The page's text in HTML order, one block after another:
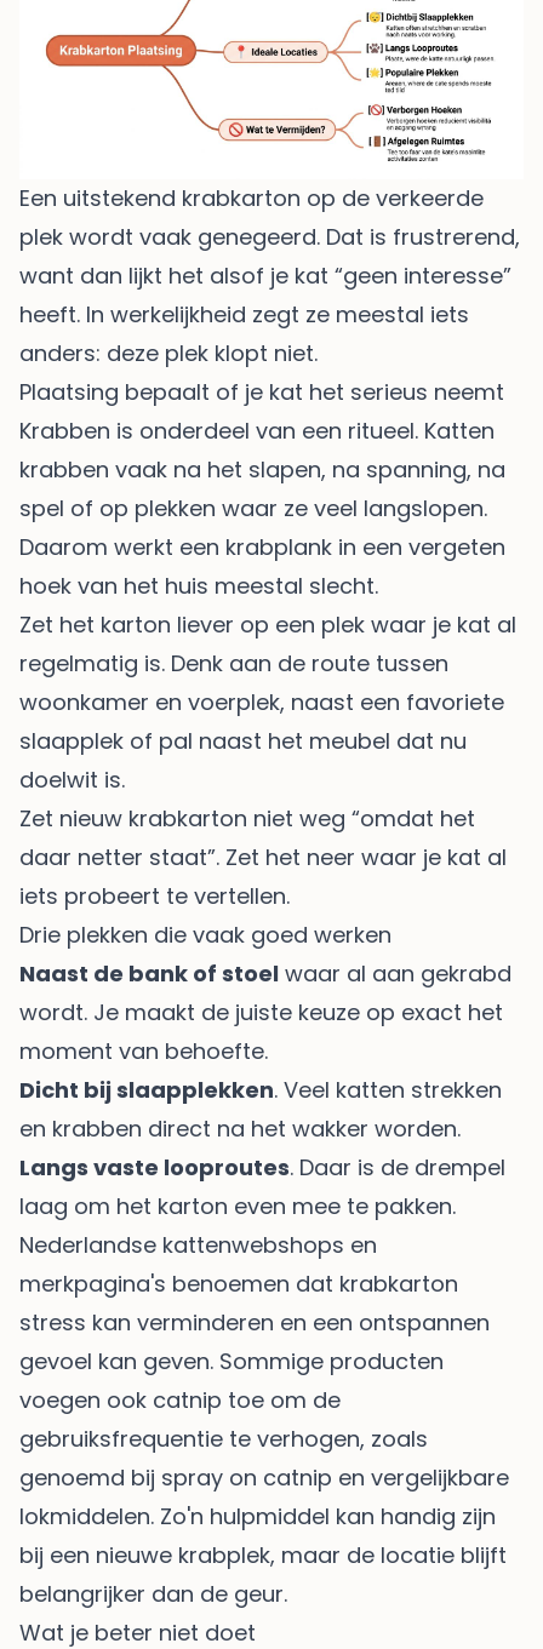
Een uitstekend krabkarton op de verkeerde
plek wordt vaak genegeerd. Dat is frustrerend,
want dan lijkt het alsof je kat “geen interesse”
heeft. In werkelijkheid zegt ze meestal iets
anders: deze plek klopt niet.
Plaatsing bepaalt of je kat het serieus neemt
Krabben is onderdeel van een ritueel. Katten
krabben vaak na het slapen, na spanning, na
spel of op plekken waar ze veel langslopen.
Daarom werkt een krabplank in een vergeten
hoek van het huis meestal slecht.
Zet het karton liever op een plek waar je kat al
regelmatig is. Denk aan de route tussen
woonkamer en voerplek, naast een favoriete
slaapplek of pal naast het meubel dat nu
doelwit is.
Zet nieuw krabkarton niet weg “omdat het
daar netter staat”. Zet het neer waar je kat al
iets probeert te vertellen.
Drie plekken die vaak goed werken
Naast de bank of stoel waar al aan gekrabd
wordt. Je maakt de juiste keuze op exact het
moment van behoefte.
Dicht bij slaapplekken. Veel katten strekken
en krabben direct na het wakker worden.
Langs vaste looproutes. Daar is de drempel
laag om het karton even mee te pakken.
Nederlandse kattenwebshops en
merkpagina's benoemen dat krabkarton
stress kan verminderen en een ontspannen
gevoel kan geven. Sommige producten
voegen ook catnip toe om de
gebruiksfrequentie te verhogen, zoals
genoemd bij spray on catnip en vergelijkbare
lokmiddelen. Zo'n hulpmiddel kan handig zijn
bij een nieuwe krabplek, maar de locatie blijft
belangrijker dan de geur.
Wat je beter niet doet